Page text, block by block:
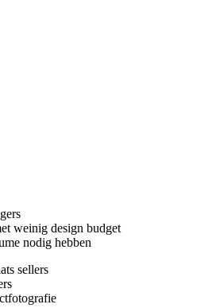
weinig design budget
nodig hebben
sellers